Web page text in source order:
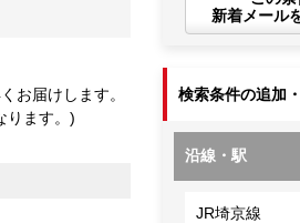
お届けします。
ります。)
新着メール
検索条件の追加
沿線・駅
JR埼京線